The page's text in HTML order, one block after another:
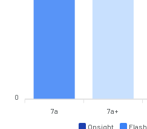
Onsight Flash
0
7a 7a+